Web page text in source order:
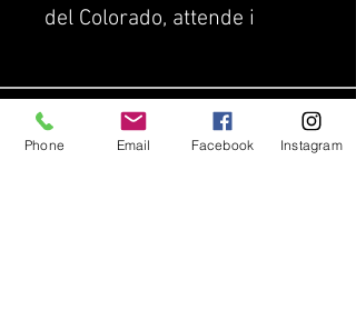
del Colorado, attende i
Condizioni di Contratto Assicurazione di viaggio
Phone Email Facebook Instagram